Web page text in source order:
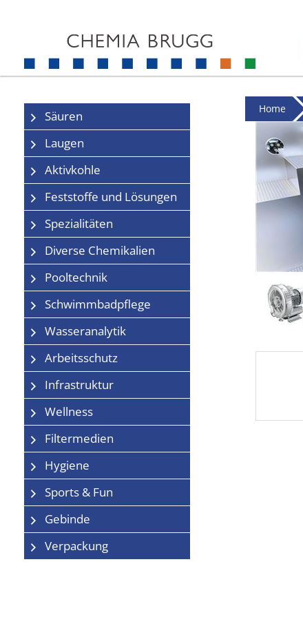
Säuren
Laugen
Aktivkohle
Feststoffe und Lösungen
Spezialitäten
Diverse Chemikalien
Pooltechnik
Schwimmbadpflege
Wasseranalytik
Arbeitsschutz
Infrastruktur
Wellness
Filtermedien
Hygiene
Sports & Fun
Gebinde
Verpackung
Home